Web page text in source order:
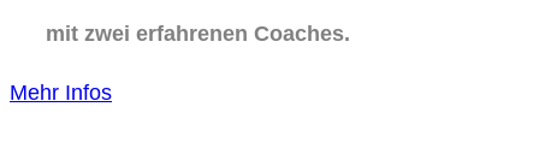
mit zwei erfahrenen Coaches.
Mehr Infos